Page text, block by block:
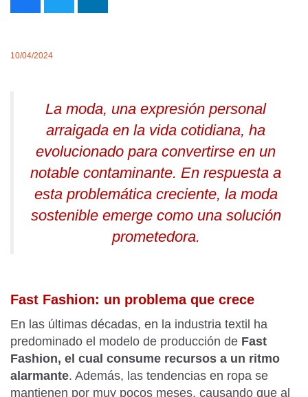
10/04/2024
La moda, una expresión personal
arraigada en la vida cotidiana, ha
evolucionado para convertirse en un
notable contaminante. En respuesta a
esta problemática creciente, la moda
sostenible emerge como una solución
prometedora.
Fast Fashion: un problema que crece
En las últimas décadas, en la industria textil ha
predominado el modelo de producción de Fast
Fashion, el cual consume recursos a un ritmo
alarmante. Además, las tendencias en ropa se
mantienen por muy pocos meses, causando que al